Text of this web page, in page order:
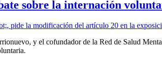
sobre la internación
y el cofundador de la Red de Salud